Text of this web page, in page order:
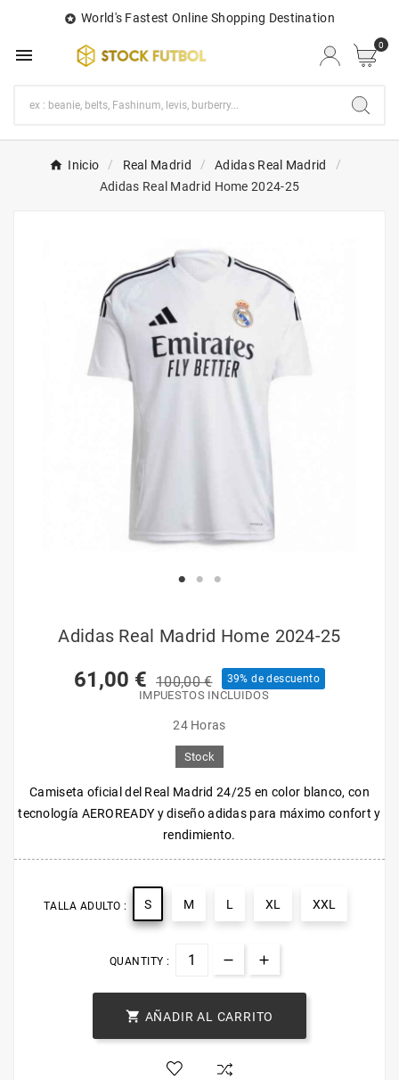
 World's Fastest Online Shopping Destination
 0
Inicio Real Madrid
Adidas Real Madrid
Adidas Real Madrid Home 2024-25
Adidas Real Madrid Home 2024-25
61,00 € 100,00 € 39% de descuento
IMPUESTOS INCLUIDOS
24 Horas
Stock
Camiseta oficial del Real Madrid 24/25 en color blanco, con
tecnología AEROREADY y diseño adidas para máximo confort y
rendimiento.
TALLA ADULTO : S M L XL XXL
QUANTITY :
 AÑADIR AL CARRITO